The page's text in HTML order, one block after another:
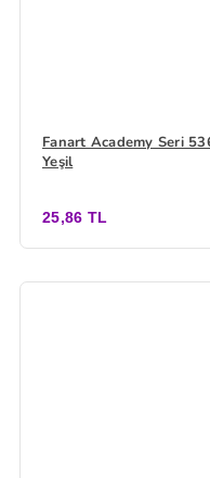
Fanart Academy Seri
Yeşil
25,86 TL